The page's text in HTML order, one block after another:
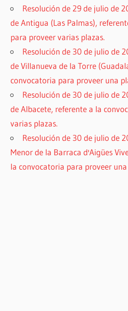
Resolución de 29 de julio de
de Antigua (Las Palmas),
para proveer varias plazas.
Resolución de 30 de julio de
de Villanueva de la Torre
convocatoria para proveer una
Resolución de 30 de julio de
de Albacete, referente a la
varias plazas.
Resolución de 30 de julio de
Menor de la Barraca d'Aigües
la convocatoria para proveer